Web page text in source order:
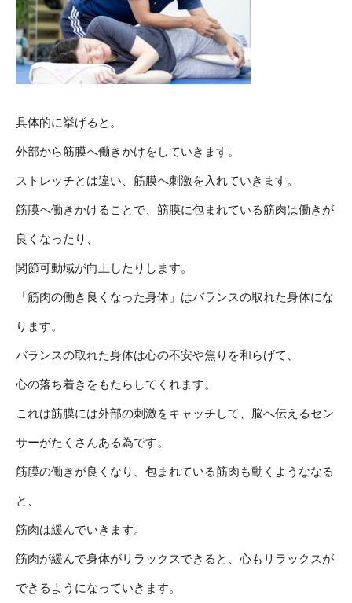
具体的に挙げると。
外部から筋膜へ働きかけをしていきます。
ストレッチとは違い、筋膜へ刺激を入れていきます。
筋膜へ働きかけることで、筋膜に包まれている筋肉は働きが
良くなったり、
関節可動域が向上したりします。
「筋肉の働き良くなった身体」はバランスの取れた身体にな
ります。
バランスの取れた身体は心の不安や焦りを和らげて、
心の落ち着きをもたらしてくれます。
これは筋膜には外部の刺激をキャッチして、脳へ伝えるセン
サーがたくさんある為です。
筋膜の働きが良くなり、包まれている筋肉も動くようななる
と、
筋肉は緩んでいきます。
筋肉が緩んで身体がリラックスできると、心もリラックスが
できるようになっていきます。